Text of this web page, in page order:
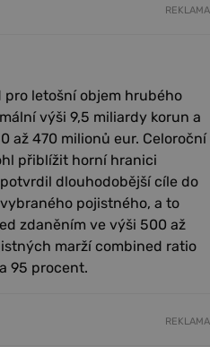
REKLAMA
letošní objem hrubého
výši 9,5 miliardy korun a
až 470 milionů eur. Celoroční
přiblížit horní hranici
dlouhodobější cíle do
pojistného, a to
zdaněním ve výši 500 až
marží combined ratio
95 procent.
REKLAMA